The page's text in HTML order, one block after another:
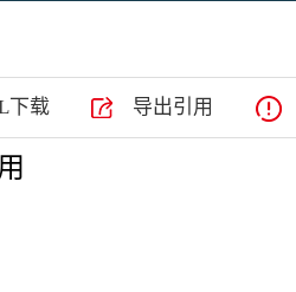
任 投稿须知
下载 导出引用